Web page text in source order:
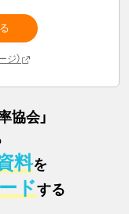
ジ）
協会」
料を
ドする